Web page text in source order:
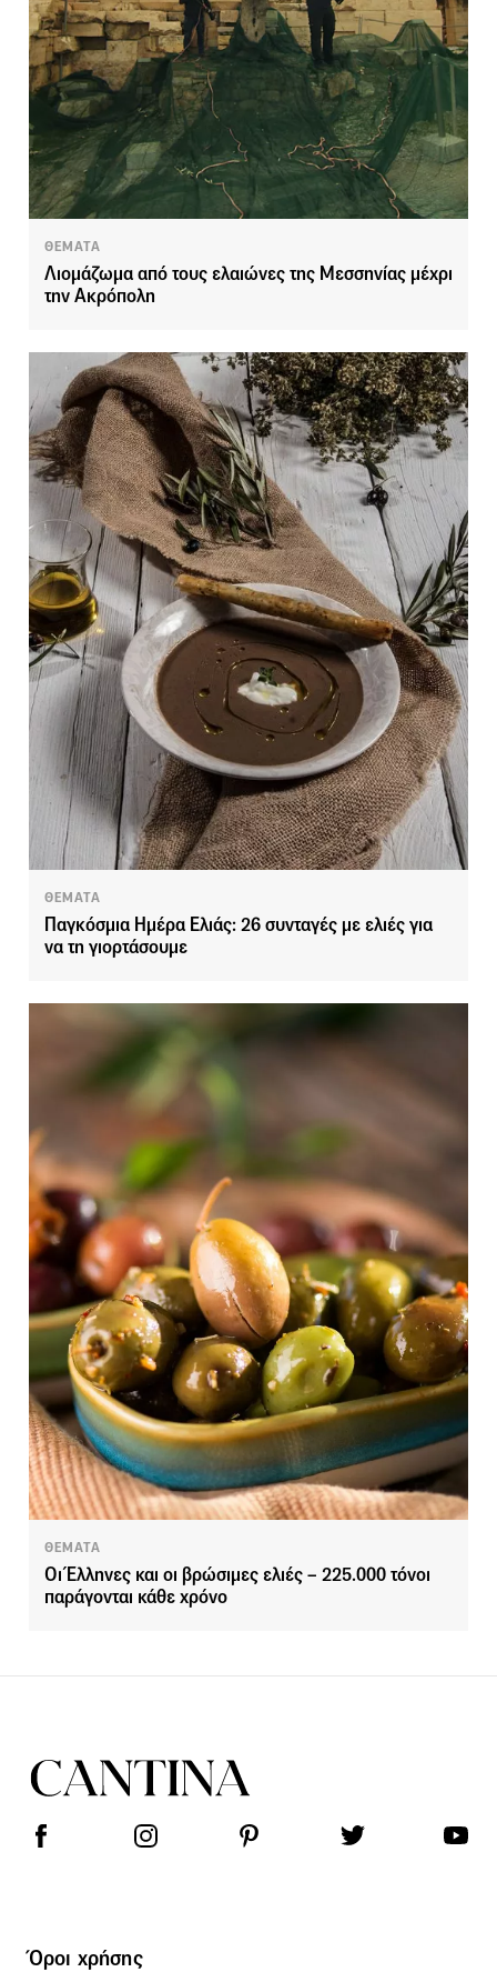
ΘΕΜΑΤΑ
Λιομάζωμα από τους ελαιώνες της Μεσσηνίας μέχρι
την Ακρόπολη
ΘΕΜΑΤΑ
Παγκόσμια Ημέρα Ελιάς: 26 συνταγές με ελιές για
να τη γιορτάσουμε
ΘΕΜΑΤΑ
Οι Έλληνες και οι βρώσιμες ελιές – 225.000 τόνοι
παράγονται κάθε χρόνο
Όροι χρήσης